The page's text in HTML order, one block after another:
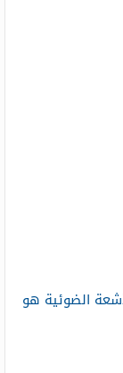
الضوئية هو